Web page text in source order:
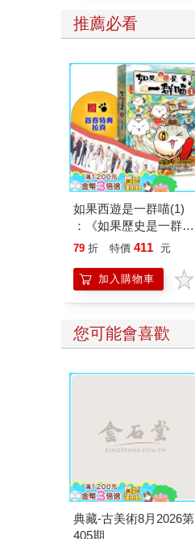
推薦必看
如果西遊是一群喵(1)
：《如果歷史是一群
喵》作者最新力作，附
79 折 特價 411 元
加入購物車
您可能會喜歡
典藏-古美術8月2026第
405期